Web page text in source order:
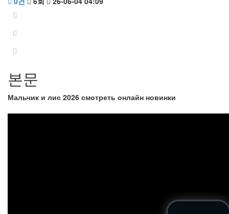
본문
Мальчик и лис 2026 смотреть онлайн новинки